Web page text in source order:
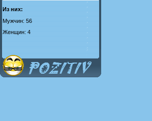
Из них:
Мужчин: 56
Женщин: 4